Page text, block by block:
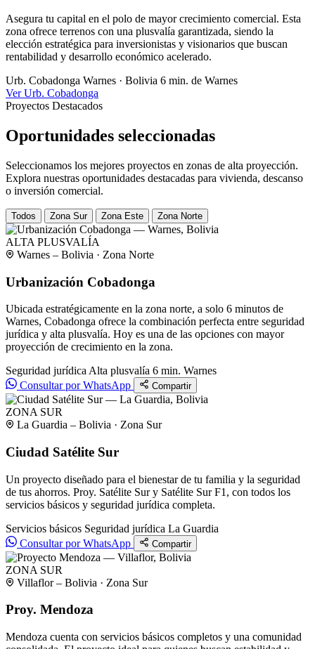
Asegura tu capital en el polo de mayor crecimiento comercial. Esta
zona ofrece terrenos con una plusvalía garantizada, siendo la
elección estratégica para inversionistas y visionarios que buscan
rentabilidad y desarrollo económico acelerado.
Urb. Cobadonga Warnes · Bolivia 6 min. de Warnes
Ver Urb. Cobadonga
Proyectos Destacados
Oportunidades seleccionadas
Seleccionamos los mejores proyectos en zonas de alta proyección.
Explora nuestras oportunidades destacadas para vivienda, descanso
o inversión comercial.
Todos Zona Sur Zona Este Zona Norte
ALTA PLUSVALÍA
Warnes – Bolivia · Zona Norte
Urbanización Cobadonga
Ubicada estratégicamente en la zona norte, a solo 6 minutos de
Warnes, Cobadonga ofrece la combinación perfecta entre seguridad
jurídica y alta plusvalía. Hoy es una de las opciones con mayor
proyección de crecimiento en la zona.
Seguridad jurídica Alta plusvalía 6 min. Warnes
Consultar por WhatsApp
Compartir
ZONA SUR
La Guardia – Bolivia · Zona Sur
Ciudad Satélite Sur
Un proyecto diseñado para el bienestar de tu familia y la seguridad
de tus ahorros. Proy. Satélite Sur y Satélite Sur F1, con todos los
servicios básicos y seguridad jurídica completa.
Servicios básicos Seguridad jurídica La Guardia
Consultar por WhatsApp
Compartir
ZONA SUR
Villaflor – Bolivia · Zona Sur
Proy. Mendoza
Mendoza cuenta con servicios básicos completos y una comunidad